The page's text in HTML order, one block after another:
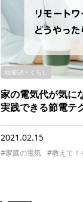
地域GX・くらし
家の電気代が気に
実践できる節電テ
2021.02.15
#家庭の電気 #教えて！